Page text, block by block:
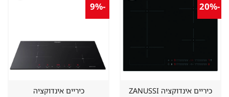
-20%
כיריים אינדוקציה ZANUSSI
-9%
כיריים אינדוקציה